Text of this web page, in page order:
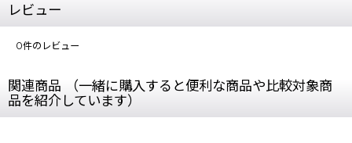
レビュー
0件のレビュー
関連商品 （一緒に購入すると便利な商品や比較対象商
品を紹介しています）